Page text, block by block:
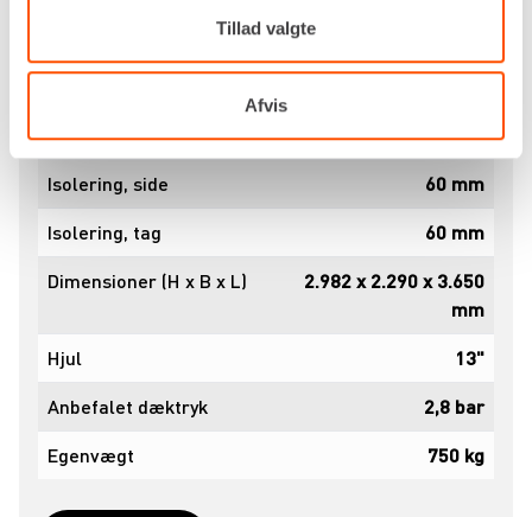
Tillad valgte
Afvis
Isolering, bund
50 mm
Isolering, side
60 mm
Isolering, tag
60 mm
Dimensioner (H x B x L)
2.982 x 2.290 x 3.650
mm
Hjul
13"
Anbefalet dæktryk
2,8 bar
Egenvægt
750 kg